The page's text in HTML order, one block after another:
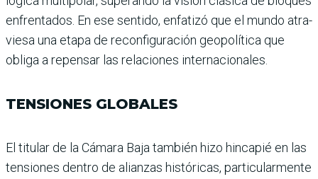
enfrentados. En ese sentido, enfatizó que el mundo atra­
viesa una etapa de reconfigu­ración geopolítica que
obliga a repensar las relaciones inter­nacionales.
TENSIONES GLOBALES
El titular de la Cámara Baja también hizo hincapié en las
tensiones dentro de alian­zas históricas, particular­mente